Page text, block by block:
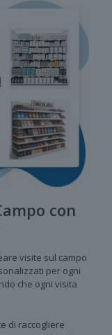
con
visite sul campo
per ogni
che ogni visita
di raccogliere